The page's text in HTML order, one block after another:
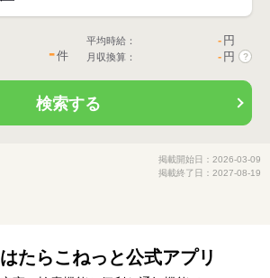
-件
平均時給： - 円
月収換算： - 円 ?
検索する
掲載開始日：2026-03-09
掲載終了日：2027-08-19
はたらこねっと公式アプリ